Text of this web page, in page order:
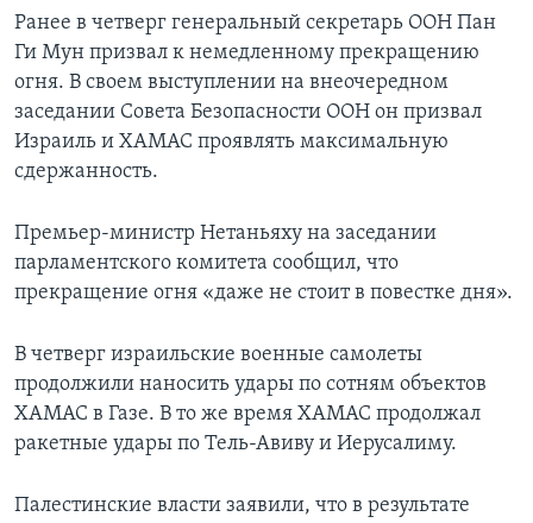
Ранее в четверг генеральный секретарь ООН Пан
Ги Мун призвал к немедленному прекращению
огня. В своем выступлении на внеочередном
заседании Совета Безопасности ООН он призвал
Израиль и ХАМАС проявлять максимальную
сдержанность.
Премьер-министр Нетаньяху на заседании
парламентского комитета сообщил, что
прекращение огня «даже не стоит в повестке дня».
В четверг израильские военные самолеты
продолжили наносить удары по сотням объектов
ХАМАС в Газе. В то же время ХАМАС продолжал
ракетные удары по Тель-Авиву и Иерусалиму.
Палестинские власти заявили, что в результате